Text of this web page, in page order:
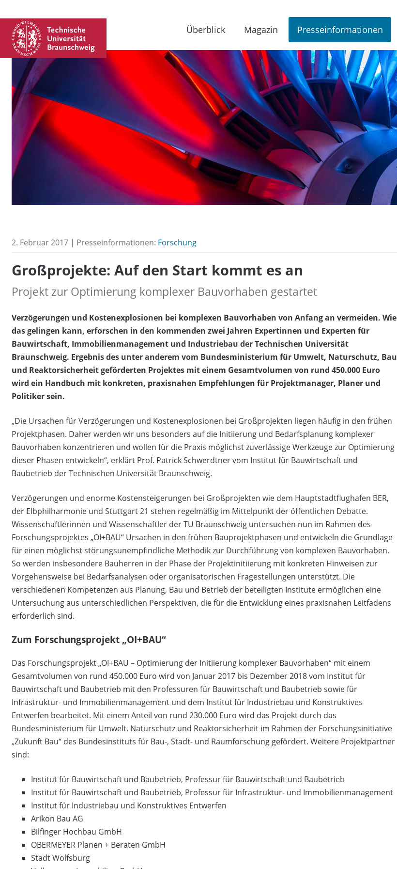
Überblick Magazin Presseinformationen
2. Februar 2017 | Presseinformationen: Forschung
Großprojekte: Auf den Start kommt es an
Projekt zur Optimierung komplexer Bauvorhaben gestartet
Verzögerungen und Kostenexplosionen bei komplexen Bauvorhaben von Anfang an vermeiden. Wie
das gelingen kann, erforschen in den kommenden zwei Jahren Expertinnen und Experten für
Bauwirtschaft, Immobilienmanagement und Industriebau der Technischen Universität
Braunschweig. Ergebnis des unter anderem vom Bundesministerium für Umwelt, Naturschutz, Bau
und Reaktorsicherheit geförderten Projektes mit einem Gesamtvolumen von rund 450.000 Euro
wird ein Handbuch mit konkreten, praxisnahen Empfehlungen für Projektmanager, Planer und
Politiker sein.
„Die Ursachen für Verzögerungen und Kostenexplosionen bei Großprojekten liegen häufig in den frühen
Projektphasen. Daher werden wir uns besonders auf die Initiierung und Bedarfsplanung komplexer
Bauvorhaben konzentrieren und wollen für die Praxis möglichst zuverlässige Werkzeuge zur Optimierung
dieser Phasen entwickeln“, erklärt Prof. Patrick Schwerdtner vom Institut für Bauwirtschaft und
Baubetrieb der Technischen Universität Braunschweig.
Verzögerungen und enorme Kostensteigerungen bei Großprojekten wie dem Hauptstadtflughafen BER,
der Elbphilharmonie und Stuttgart 21 stehen regelmäßig im Mittelpunkt der öffentlichen Debatte.
Wissenschaftlerinnen und Wissenschaftler der TU Braunschweig untersuchen nun im Rahmen des
Forschungsprojektes „OI+BAU“ Ursachen in den frühen Bauprojektphasen und entwickeln die Grundlage
für einen möglichst störungsunempfindliche Methodik zur Durchführung von komplexen Bauvorhaben.
So werden insbesondere Bauherren in der Phase der Projektinitiierung mit konkreten Hinweisen zur
Vorgehensweise bei Bedarfsanalysen oder organisatorischen Fragestellungen unterstützt. Die
verschiedenen Kompetenzen aus Planung, Bau und Betrieb der beteiligten Institute ermöglichen eine
Untersuchung aus unterschiedlichen Perspektiven, die für die Entwicklung eines praxisnahen Leitfadens
erforderlich sind.
Zum Forschungsprojekt „OI+BAU“
Das Forschungsprojekt „OI+BAU – Optimierung der Initiierung komplexer Bauvorhaben“ mit einem
Gesamtvolumen von rund 450.000 Euro wird von Januar 2017 bis Dezember 2018 vom Institut für
Bauwirtschaft und Baubetrieb mit den Professuren für Bauwirtschaft und Baubetrieb sowie für
Infrastruktur- und Immobilienmanagement und dem Institut für Industriebau und Konstruktives
Entwerfen bearbeitet. Mit einem Anteil von rund 230.000 Euro wird das Projekt durch das
Bundesministerium für Umwelt, Naturschutz und Reaktorsicherheit im Rahmen der Forschungsinitiative
„Zukunft Bau“ des Bundesinstituts für Bau-, Stadt- und Raumforschung gefördert. Weitere Projektpartner
sind:
Institut für Bauwirtschaft und Baubetrieb, Professur für Bauwirtschaft und Baubetrieb
Institut für Bauwirtschaft und Baubetrieb, Professur für Infrastruktur- und Immobilienmanagement
Institut für Industriebau und Konstruktives Entwerfen
Arikon Bau AG
Bilfinger Hochbau GmbH
OBERMEYER Planen + Beraten GmbH
Stadt Wolfsburg